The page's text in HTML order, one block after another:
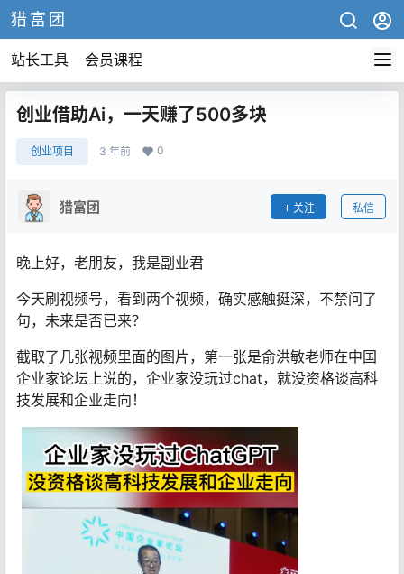
猎富团
站长工具 会员课程
创业借助Ai，一天赚了500多块
创业项目 3 年前 0
猎富团 关注 私信
晚上好，老朋友，我是副业君
今天刷视频号，看到两个视频，确实感触挺深，不禁问了
句，未来是否已来？
截取了几张视频里面的图片，第一张是俞洪敏老师在中国
企业家论坛上说的，企业家没玩过chat，就没资格谈高科
技发展和企业走向！